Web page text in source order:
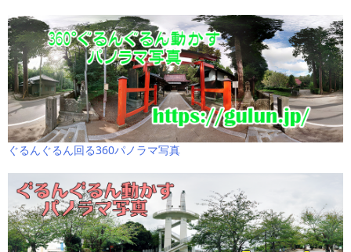
ぐるんぐるん回る360パノラマ写真